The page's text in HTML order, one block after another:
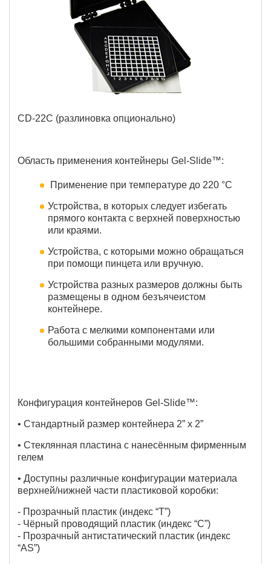
CD-22C (разлиновка опционально)
Область применения контейнеры Gel-Slide™:
Применение при температуре до 220 °C
Устройства, в которых следует избегать
прямого контакта с верхней поверхностью
или краями.
Устройства, с которыми можно обращаться
при помощи пинцета или вручную.
Устройства разных размеров должны быть
размещены в одном безъячеистом
контейнере.
Работа с мелкими компонентами или
большими собранными модулями.
Конфигурация контейнеров Gel-Slide™:
• Стандартный размер контейнера 2” x 2”
• Стеклянная пластина с нанесённым фирменным
гелем
• Доступны различные конфигурации материала
верхней/нижней части пластиковой коробки:
- Прозрачный пластик (индекс “T”)
- Чёрный проводящий пластик (индекс “C”)
- Прозрачный антистатический пластик (индекс
“AS”)